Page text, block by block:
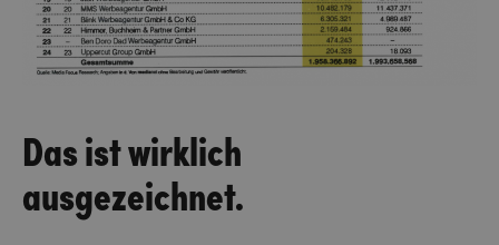
Das ist wirklich
ausgezeichnet.